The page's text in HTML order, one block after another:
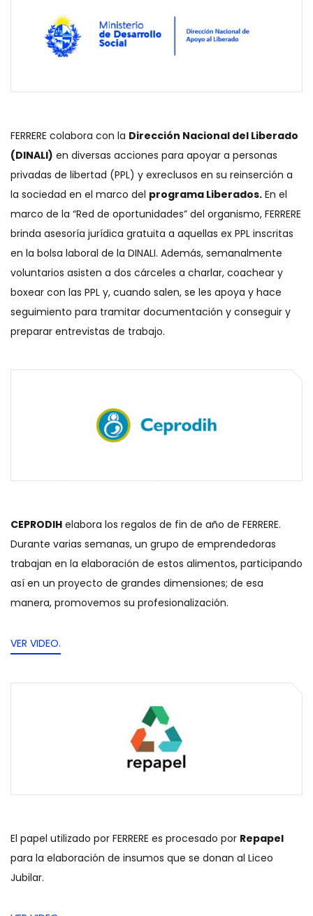
FERRERE colabora con la Dirección Nacional del Liberado
(DINALI) en diversas acciones para apoyar a personas
privadas de libertad (PPL) y exreclusos en su reinserción a
la sociedad en el marco del programa Liberados. En el
marco de la “Red de oportunidades” del organismo, FERRERE
brinda asesoría jurídica gratuita a aquellas ex PPL inscritas
en la bolsa laboral de la DINALI. Además, semanalmente
voluntarios asisten a dos cárceles a charlar, coachear y
boxear con las PPL y, cuando salen, se les apoya y hace
seguimiento para tramitar documentación y conseguir y
preparar entrevistas de trabajo.
CEPRODIH elabora los regalos de fin de año de FERRERE.
Durante varias semanas, un grupo de emprendedoras
trabajan en la elaboración de estos alimentos, participando
así en un proyecto de grandes dimensiones; de esa
manera, promovemos su profesionalización.
VER VIDEO.
El papel utilizado por FERRERE es procesado por Repapel
para la elaboración de insumos que se donan al Liceo
Jubilar.